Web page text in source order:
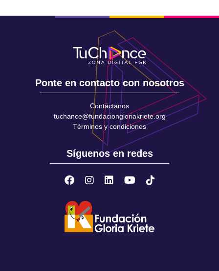
Ponte en contacto con nosotros
Contáctanos
tuchance@fundaciongloriakriete.org
Términos y condiciones
Síguenos en redes